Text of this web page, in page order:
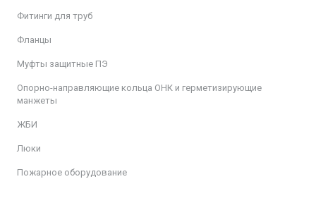
Фитинги для труб
Фланцы
Муфты защитные ПЭ
Опорно-направляющие кольца ОНК и герметизирующие
манжеты
ЖБИ
Люки
Пожарное оборудование